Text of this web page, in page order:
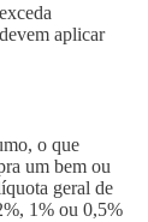
aplicar
o que
um bem ou
geral de
1% ou 0,5%